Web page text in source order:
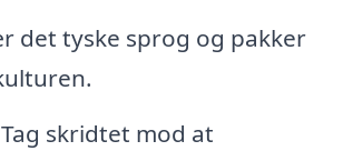
det tyske sprog og pakker
Tag skridtet mod at